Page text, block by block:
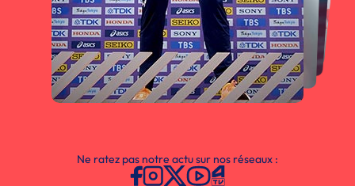
Ne ratez pas notre actu sur nos réseaux :